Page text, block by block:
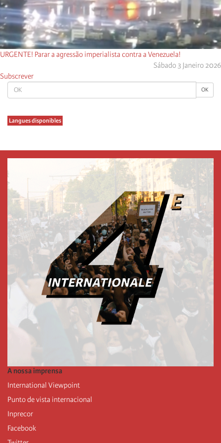
OK OK
Langues disponibles
URGENTE! Parar a agressão imperialista contra a Venezuela!
Sábado 3 Janeiro 2026
Subscrever
A nossa imprensa
International Viewpoint
Punto de vista internacional
Inprecor
Facebook